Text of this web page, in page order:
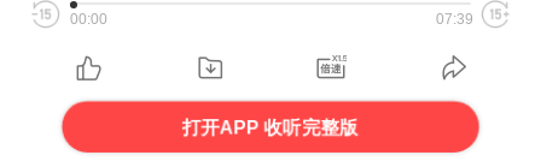
00:00 07:39
打开APP 收听完整版